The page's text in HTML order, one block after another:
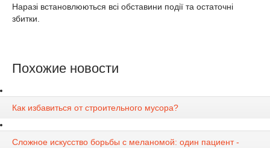
Наразі встановлюються всі обставини події та остаточні
збитки.
Похожие новости
Как избавиться от строительного мусора?
Сложное искусство борьбы с меланомой: один пациент -